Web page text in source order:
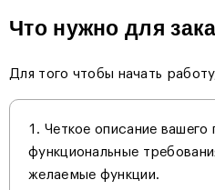
Что нужно для
Для того чтобы начать
Четкое описание вашего
функциональные
желаемые функции.